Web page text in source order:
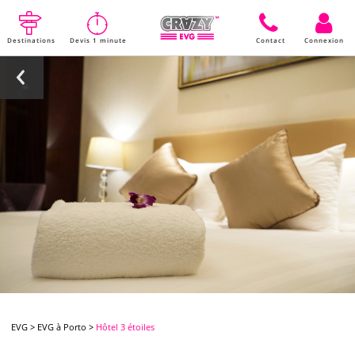
Destinations Devis 1 minute Contact Connexion
EVG > EVG à Porto > Hôtel 3 étoiles